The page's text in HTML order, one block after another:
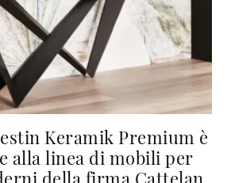
Keramik Premium è
alla linea di mobili per
della firma Cattelan